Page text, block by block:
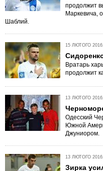
продолжит
Маркевича,
Шаблий.
15 ЛЮТОГО
Вратарь
продолжит
13 ЛЮТОГО
Одесский
Южной
Джуниором.
13 ЛЮТОГО
Зирка